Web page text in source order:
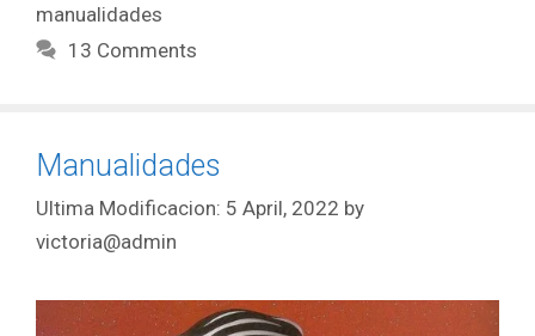
manualidades
13 Comments
Manualidades
5 April, 2022 by
victoria@admin